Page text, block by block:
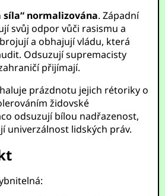
síla“ normalizována. Západní
svůj odpor vůči rasismu a
a obhajují vládu, která
Odsuzují supremacisty
přijímají.
prázdnotu jejich rétoriky o
židovské
odsuzují bílou nadřazenost,
univerzálnost lidských práv.